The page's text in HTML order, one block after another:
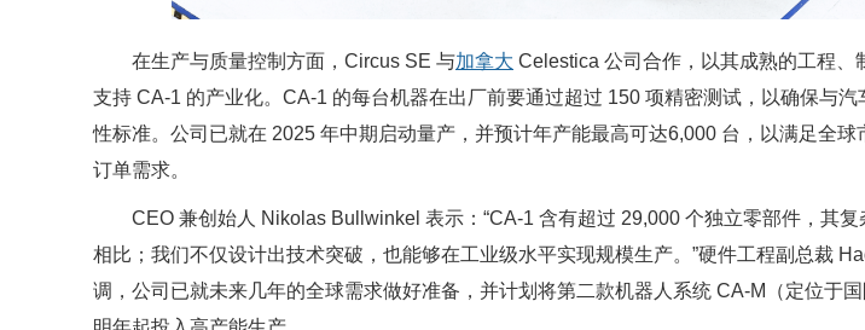
在生产与质量控制方面，Circus SE 与加拿大 Celestica 公司合作，以其成熟的工程、
支持 CA-1 的产业化。CA-1 的每台机器在出厂前要通过超过 150 项精密测试，以确保与汽
性标准。公司已就在 2025 年中期启动量产，并预计年产能最高可达6,000 台，以满足全球
订单需求。
CEO 兼创始人 Nikolas Bullwinkel 表示：“CA-1 含有超过 29,000 个独立零部件，其
相比；我们不仅设计出技术突破，也能够在工业级水平实现规模生产。”硬件工程副总裁
调，公司已就未来几年的全球需求做好准备，并计划将第二款机器人系统 CA-M（定位于